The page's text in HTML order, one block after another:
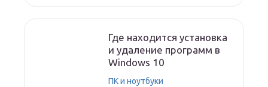
Где находится установка
и удаление программ в
Windows 10
ПК и ноутбуки